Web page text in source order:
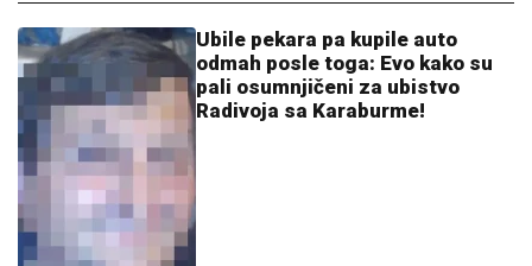
Ubile pekara pa kupile auto
odmah posle toga: Evo kako su
pali osumnjičeni za ubistvo
Radivoja sa Karaburme!